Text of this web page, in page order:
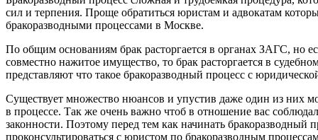
сил и терпения. Проще обратиться юристам и адвокатам
бракоразводными процессами в Москве.
По общим основаниям брак расторгается в органах ЗАГС, но
совместно нажитое имущество, то брак расторгается в
представляют что такое бракоразводный процесс с
Существует множество нюансов и упустив даже один из них
в процессе. Так же очень важно чтоб в отношение вас
законности. Поэтому перед тем как начинать бракоразводный
проконсультироваться с юристом по бракоразводным